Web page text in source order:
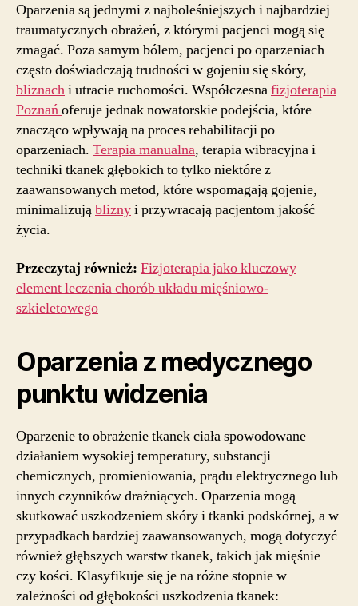
Oparzenia są jednymi z najboleśniejszych i najbardziej
traumatycznych obrażeń, z którymi pacjenci mogą się
zmagać. Poza samym bólem, pacjenci po oparzeniach
często doświadczają trudności w gojeniu się skóry,
bliznachi utracie ruchomości. Współczesnafizjoterapia
Poznańoferuje jednak nowatorskie podejścia, które
znacząco wpływają na proces rehabilitacji po
oparzeniach. Terapia manualna, terapia wibracyjna i
techniki tkanek głębokich to tylko niektóre z
zaawansowanych metod, które wspomagają gojenie,
minimalizująbliznyi przywracają pacjentom jakość
życia.
Przeczytaj również: Fizjoterapia jako kluczowy
element leczenia chorób układu mięśniowo-
szkieletowego
Oparzenia z medycznego
punktu widzenia
Oparzenie to obrażenie tkanek ciała spowodowane
działaniem wysokiej temperatury, substancji
chemicznych, promieniowania, prądu elektrycznego lub
innych czynników drażniących. Oparzenia mogą
skutkować uszkodzeniem skóry i tkanki podskórnej, a w
przypadkach bardziej zaawansowanych, mogą dotyczyć
również głębszych warstw tkanek, takich jak mięśnie
czy kości. Klasyfikuje się je na różne stopnie w
zależności od głębokości uszkodzenia tkanek: